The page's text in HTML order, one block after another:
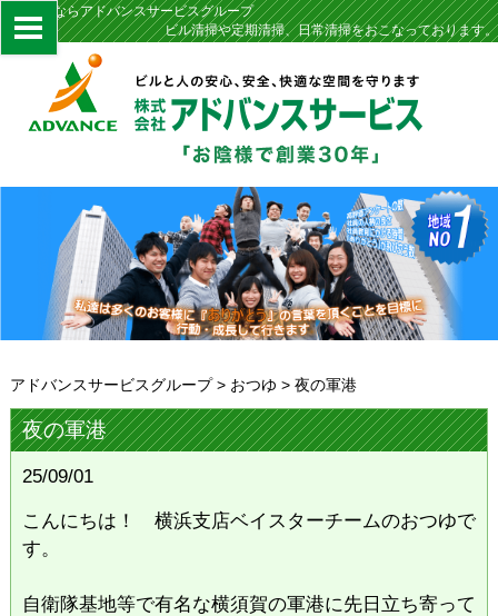
定期清掃ならアドバンスサービスグループ
ビル清掃や定期清掃、日常清掃をおこなっております。
アドバンスサービスグループ> おつゆ > 夜の軍港
夜の軍港
25/09/01
こんにちは！ 横浜支店ベイスターチームのおつゆで
す。
自衛隊基地等で有名な横須賀の軍港に先日立ち寄って